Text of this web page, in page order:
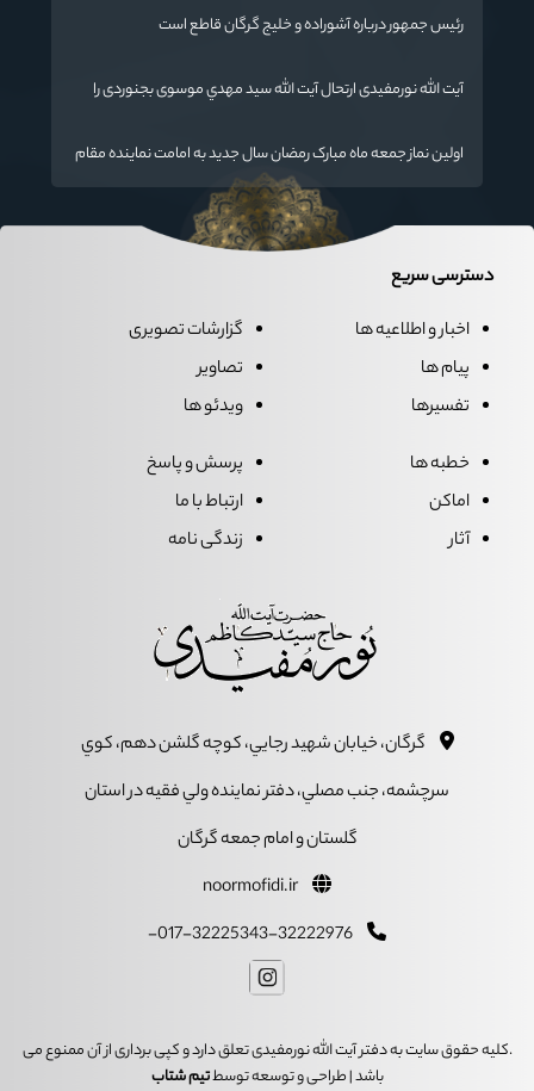
مفید برای آینده ایران اسلامی است.
رئیس جمهور درباره آشوراده و خلیج گرگان قاطع است
آیت الله نورمفیدی ارتحال آیت الله سيد مهدي موسوی بجنوردی را
اولین نماز جمعه ماه مبارک رمضان سال جدید به امامت نماینده مقام
معظم رهبری دراستان گلستان اقامه می گردد.
دسترسی سریع
اخبار و اطلاعیه ها
پیام ها
تفسیرها
گزارشات تصویری
تصاویر
ویدئو ها
خطبه ها
اماکن
آثار
پرسش و پاسخ
ارتباط با ما
زندگی نامه
گرگان، خيابان شهيد رجايي، کوچه گلشن دهم، کوي
سرچشمه، جنب مصلي، دفتر نماينده ولي فقيه در استان
گلستان و امام جمعه گرگان
.کلیه حقوق سایت به دفتر آیت الله نورمفیدی تعلق دارد و کپی برداری از آن ممنوع می
باشد | طراحی و توسعه توسطتیم شتاب